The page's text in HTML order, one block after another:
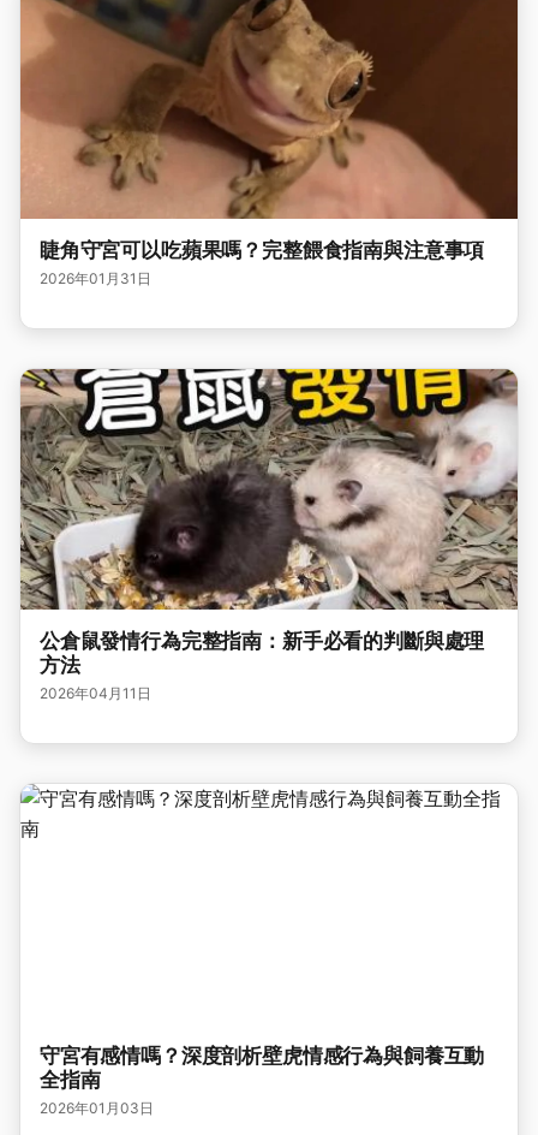
睫角守宮可以吃蘋果嗎？完整餵食指南與注意事項
2026年01月31日
公倉鼠發情行為完整指南：新手必看的判斷與處理
方法
2026年04月11日
守宮有感情嗎？深度剖析壁虎情感行為與飼養互動
全指南
2026年01月03日